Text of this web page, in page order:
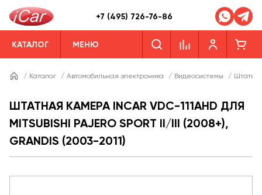
+7 (495) 726-76-86
КАТАЛОГ МЕНЮ
/ Каталог / Автомобильная электроника / Видеосистемы /
ШТАТНАЯ КАМЕРА INCAR VDC-111AHD ДЛЯ
MITSUBISHI PAJERO SPORT II/III (2008+),
GRANDIS (2003-2011)